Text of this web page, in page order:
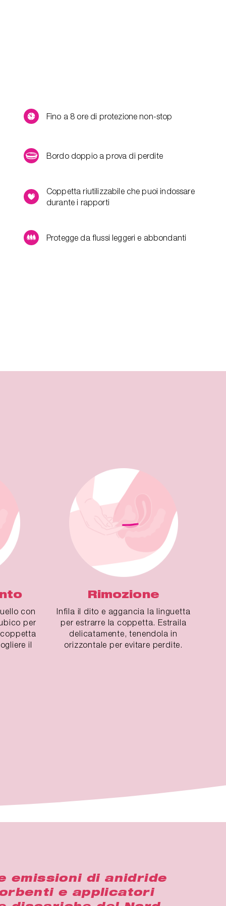
Fino a 8 ore di protezione non-stop
Bordo doppio a prova di perdite
Coppetta riutilizzabile che puoi indossare
durante i rapporti
Protegge da flussi leggeri e abbondanti
con
per
il
Rimozione
Infila il dito e aggancia la linguetta
per estrarre la coppetta. Estraila
delicatamente, tenendola in
orizzontale per evitare perdite.
emissioni di anidride
e applicatori